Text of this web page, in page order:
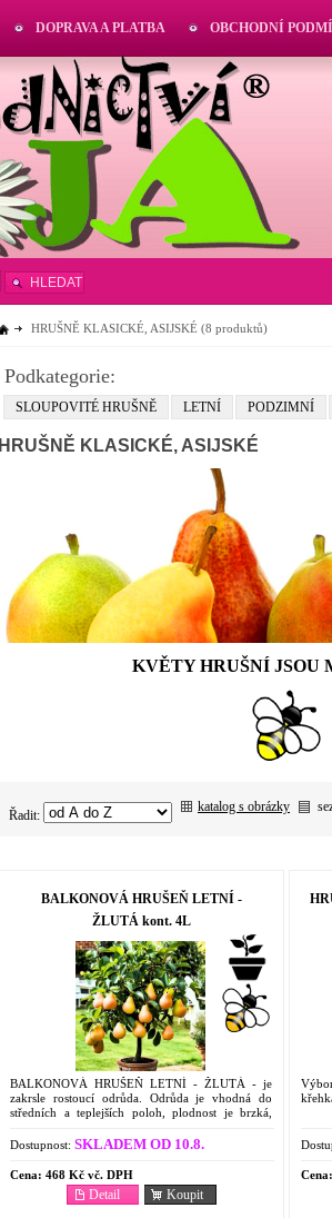
HRUŠNĚ KLASICKÉ, ASIJSKÉ (8 produktů)
Podkategorie:
SLOUPOVITÉ HRUŠNĚ LETNÍ PODZIMNÍ
HRUŠNĚ KLASICKÉ, ASIJSKÉ
KVĚTY HRUŠNÍ JSOU
Řadit:
katalog s obrázky
BALKONOVÁ HRUŠEŇ LETNÍ -
ŽLUTÁ kont. 4L
BALKONOVÁ HRUŠEŇ LETNÍ - ŽLUTÁ - je
zakrsle rostoucí odrůda. Odrůda je vhodná do
středních a teplejších poloh, plodnost je brzká,
jsou středně velké,...
Dostupnost: SKLADEM OD 10.8.
Cena: 468 Kč vč. DPH
Koupit
Detail
Cena:
DOPRAVA A PLATBA OBCHODNÍ
HLEDAT